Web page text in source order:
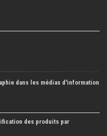
dans les médias d'information
des produits par